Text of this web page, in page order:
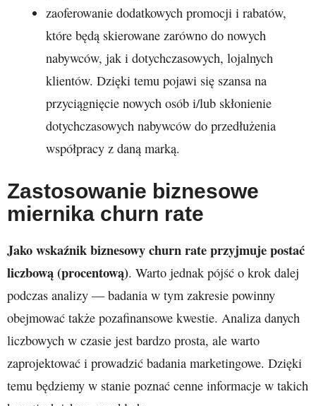
zaoferowanie dodatkowych promocji i rabatów,
które będą skierowane zarówno do nowych
nabywców, jak i dotychczasowych, lojalnych
klientów. Dzięki temu pojawi się szansa na
przyciągnięcie nowych osób i/lub skłonienie
dotychczasowych nabywców do przedłużenia
współpracy z daną marką.
Zastosowanie biznesowe
miernika churn rate
Jako wskaźnik biznesowy churn rate przyjmuje postać
liczbową (procentową). Warto jednak pójść o krok dalej
podczas analizy — badania w tym zakresie powinny
obejmować także pozafinansowe kwestie. Analiza danych
liczbowych w czasie jest bardzo prosta, ale warto
zaprojektować i prowadzić badania marketingowe. Dzięki
temu będziemy w stanie poznać cenne informacje w takich